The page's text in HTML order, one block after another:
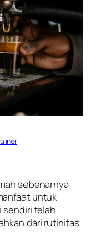
sebenarnya
untuk
sendiri telah
dari rutinitas